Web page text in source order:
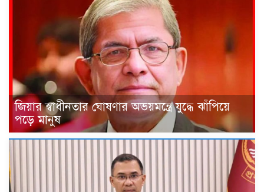
জিয়ার স্বাধীনতার ঘোষণার অভয়মন্ত্রে যুদ্ধে ঝাঁপিয়ে
পড়ে মানুষ